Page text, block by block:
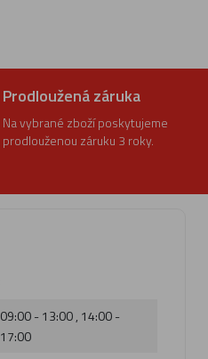
Prodloužená záruka
Na vybrané zboží poskytujeme
prodlouženou záruku 3 roky.
09:00 - 13:00 , 14:00 -
17:00